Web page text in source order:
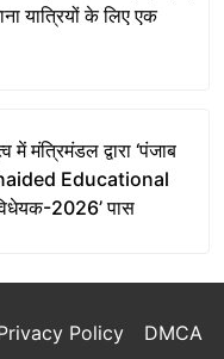
यात्रियों के लिए एक
मंत्रिमंडल द्वारा ‘पंजाब
Educational
2026’ पास
Policy DMCA